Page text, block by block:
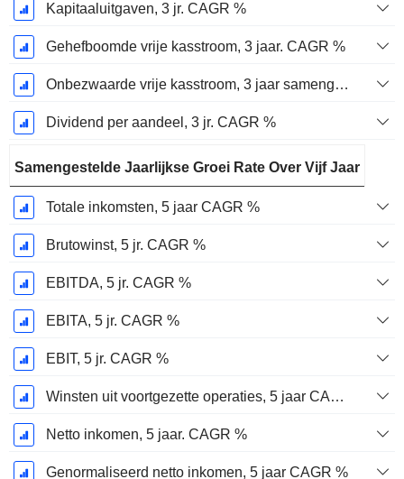
Kapitaaluitgaven, 3 jr. CAGR %
Gehefboomde vrije kasstroom, 3 jaar. CAGR %
Onbezwaarde vrije kasstroom, 3 jaar samengestelde jaarlijkse groeivoet %
Dividend per aandeel, 3 jr. CAGR %
Samengestelde Jaarlijkse Groei Rate Over Vijf Jaar
Totale inkomsten, 5 jaar CAGR %
Brutowinst, 5 jr. CAGR %
EBITDA, 5 jr. CAGR %
EBITA, 5 jr. CAGR %
EBIT, 5 jr. CAGR %
Winsten uit voortgezette operaties, 5 jaar CAGR %
Netto inkomen, 5 jaar. CAGR %
Genormaliseerd netto inkomen, 5 jaar CAGR %